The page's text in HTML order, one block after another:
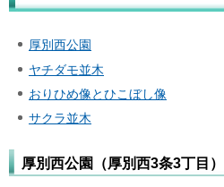
厚別西公園
ヤチダモ並木
おりひめ像とひこぼし像
サクラ並木
厚別西公園（厚別西3条3丁目）